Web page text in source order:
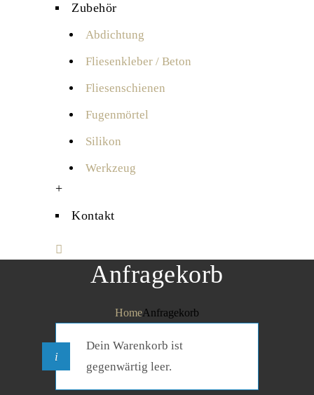
Zubehör
Abdichtung
Fliesenkleber / Beton
Fliesenschienen
Fugenmörtel
Silikon
Werkzeug
+
Kontakt
Anfragekorb
HomeAnfragekorb
Dein Warenkorb ist
gegenwärtig leer.